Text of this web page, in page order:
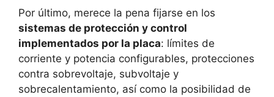
Por último, merece la pena fijarse en los
sistemas de protección y control
implementados por la placa: límites de
corriente y potencia configurables, protecciones
contra sobrevoltaje, subvoltaje y
sobrecalentamiento, así como la posibilidad de